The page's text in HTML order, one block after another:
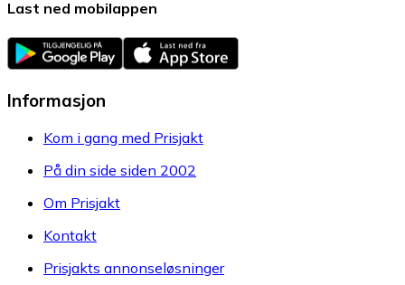
Last ned mobilappen
Informasjon
Kom i gang med Prisjakt
På din side siden 2002
Om Prisjakt
Kontakt
Prisjakts annonseløsninger